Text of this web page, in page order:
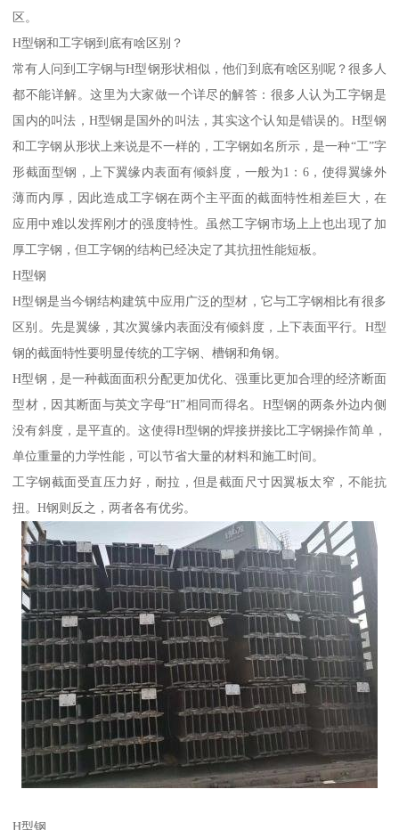
区。
H型钢和工字钢到底有啥区别？
常有人问到工字钢与H型钢形状相似，他们到底有啥区别呢？很多人
都不能详解。这里为大家做一个详尽的解答：很多人认为工字钢是
国内的叫法，H型钢是国外的叫法，其实这个认知是错误的。H型钢
和工字钢从形状上来说是不一样的，工字钢如名所示，是一种“工”字
形截面型钢，上下翼缘内表面有倾斜度，一般为1：6，使得翼缘外
薄而内厚，因此造成工字钢在两个主平面的截面特性相差巨大，在
应用中难以发挥刚才的强度特性。虽然工字钢市场上上也出现了加
厚工字钢，但工字钢的结构已经决定了其抗扭性能短板。
H型钢
H型钢是当今钢结构建筑中应用广泛的型材，它与工字钢相比有很多
区别。先是翼缘，其次翼缘内表面没有倾斜度，上下表面平行。H型
钢的截面特性要明显传统的工字钢、槽钢和角钢。
H型钢，是一种截面面积分配更加优化、强重比更加合理的经济断面
型材，因其断面与英文字母“H”相同而得名。H型钢的两条外边内侧
没有斜度，是平直的。这使得H型钢的焊接拼接比工字钢操作简单，
单位重量的力学性能，可以节省大量的材料和施工时间。
工字钢截面受直压力好，耐拉，但是截面尺寸因翼板太窄，不能抗
扭。H钢则反之，两者各有优劣。
H型钢